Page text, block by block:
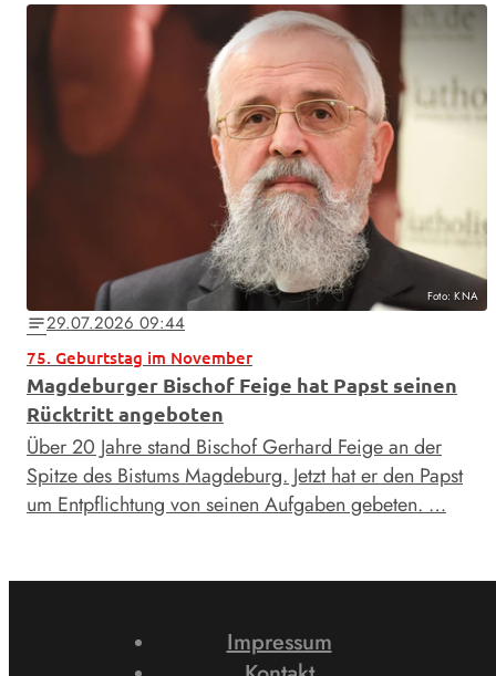
Foto: KNA
notes29.07.2026 09:44
75. Geburtstag im November
Magdeburger Bischof Feige hat Papst seinen
Rücktritt angeboten
Über 20 Jahre stand Bischof Gerhard Feige an der
Spitze des Bistums Magdeburg. Jetzt hat er den Papst
um Entpflichtung von seinen Aufgaben gebeten. …
Impressum